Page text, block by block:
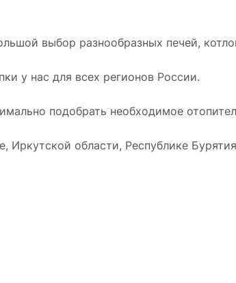
выбор разнообразных печей,
у нас для всех регионов России.
подобрать необходимое
Иркутской области, Республике